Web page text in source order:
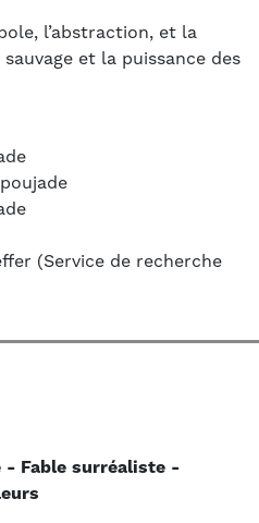
l’abstraction, et la
et la puissance des
(Service de recherche
Fable surréaliste